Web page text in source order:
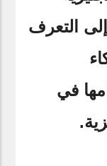
إلى التعرف
في